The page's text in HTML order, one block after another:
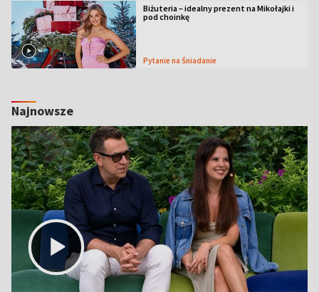
Biżuteria – idealny prezent na Mikołajki i
pod choinkę
Pytanie na Śniadanie
Najnowsze